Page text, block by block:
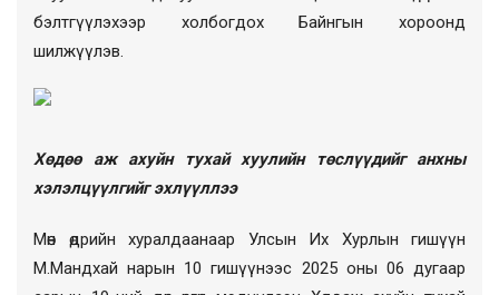
бэлтгүүлэхээр холбогдох Байнгын хороонд
шилжүүлэв.
Хөдөө аж ахуйн тухай хуулийн төслүүдийг анхны
хэлэлцүүлгийг эхлүүллээ
Мөн өдрийн хуралдаанаар Улсын Их Хурлын гишүүн
М.Мандхай нарын 10 гишүүнээс 2025 оны 06 дугаар